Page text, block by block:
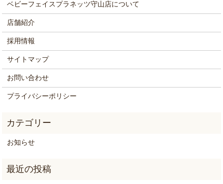
ベビーフェイスプラネッツ守山店について
店舗紹介
採用情報
サイトマップ
お問い合わせ
プライバシーポリシー
お知らせ